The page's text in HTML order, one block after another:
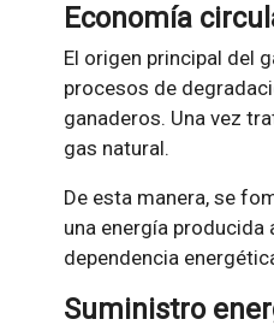
Economía
El origen principal del
procesos de
ganaderos. Una vez
gas natural.
De esta manera, se
una energía producida
dependencia
Suministro